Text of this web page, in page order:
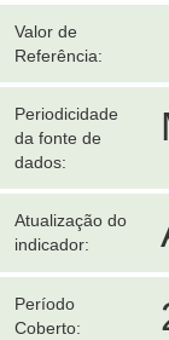
Valor de
Referência:
Periodicidade
da fonte de
dados:
Atualização do
indicador:
Período
Coberto: